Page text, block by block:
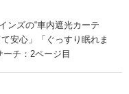
ンズの“車内遮光カーテ
安心」「ぐっすり眠れま
チ：2ページ目